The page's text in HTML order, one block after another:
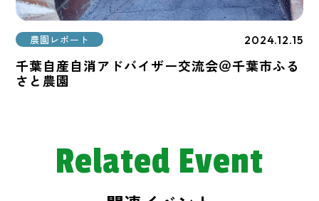
農園レポート 2024.12.15
千葉自産自消アドバイザー交流会＠千葉市ふる
さと農園
Related Event